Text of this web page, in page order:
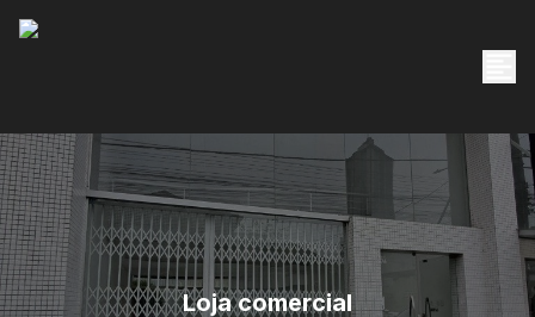
Loja comercial